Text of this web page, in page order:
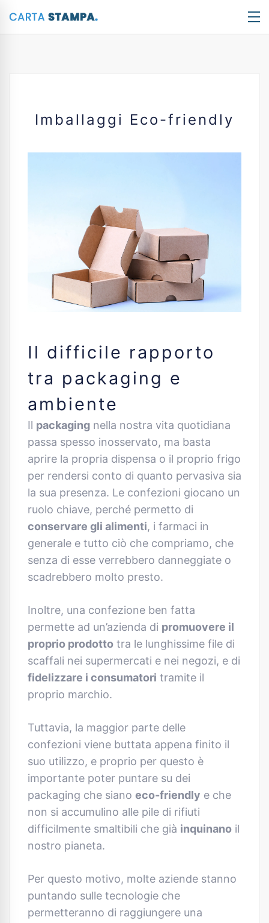
Imballaggi Eco-friendly
Il difficile rapporto
tra packaging e
ambiente
Il packaging nella nostra vita quotidiana
passa spesso inosservato, ma basta
aprire la propria dispensa o il proprio frigo
per rendersi conto di quanto pervasiva sia
la sua presenza. Le confezioni giocano un
ruolo chiave, perché permetto di
conservare gli alimenti, i farmaci in
generale e tutto ciò che compriamo, che
senza di esse verrebbero danneggiate o
scadrebbero molto presto.
Inoltre, una confezione ben fatta
permette ad un’azienda di promuovere il
proprio prodotto tra le lunghissime file di
scaffali nei supermercati e nei negozi, e di
fidelizzare i consumatori tramite il
proprio marchio.
Tuttavia, la maggior parte delle
confezioni viene buttata appena finito il
suo utilizzo, e proprio per questo è
importante poter puntare su dei
packaging che siano eco-friendly e che
non si accumulino alle pile di rifiuti
difficilmente smaltibili che già inquinano il
nostro pianeta.
Per questo motivo, molte aziende stanno
puntando sulle tecnologie che
permetteranno di raggiungere una